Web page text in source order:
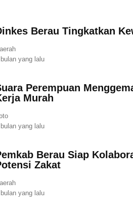
Berau Tingkatkan
yang lalu
Perempuan
Murah
yang lalu
Berau Siap
Zakat
yang lalu